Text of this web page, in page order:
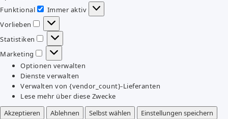
Funktional
Funktional
Immer aktiv
Vorlieben
Vorlieben
Statistiken
Statistiken
Marketing
Marketing
Optionen verwalten
Dienste verwalten
Verwalten von {vendor_count}-Lieferanten
Lese mehr über diese Zwecke
Akzeptieren
Ablehnen Selbst wählen
Einstellungen speichern